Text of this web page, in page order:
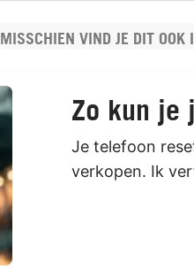
MISSCHIEN VIND JE DIT OOK
Zo kun je
Je telefoon
verkopen. Ik